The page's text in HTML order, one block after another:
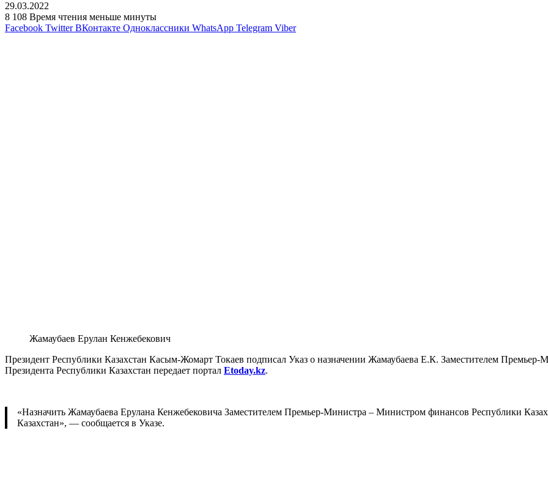
29.03.2022
8 108 Время чтения меньше минуты
Facebook Twitter ВКонтакте Одноклассники WhatsApp Telegram Viber
Жамаубаев Ерулан Кенжебекович
Президент Республики Казахстан Касым-Жомарт Токаев подписал Указ о назначении Жамаубаева Е.К. Заместителем
Президента Республики Казахстан передает портал Etoday.kz.
«Назначить Жамаубаева Ерулана Кенжебековича Заместителем Премьер-Министра – Министром финансов Республики
Казахстан», — сообщается в Указе.